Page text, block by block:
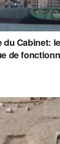
du Cabinet:
de